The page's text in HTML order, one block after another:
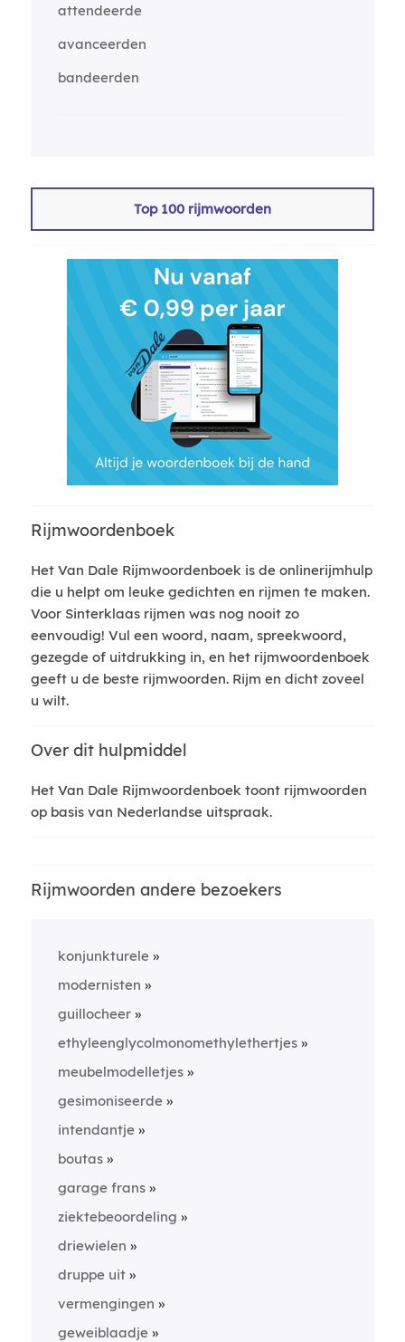
attendeerde
avanceerden
bandeerden
Top 100 rijmwoorden
Rijmwoordenboek
Het Van Dale Rijmwoordenboek is de onlinerijmhulp
die u helpt om leuke gedichten en rijmen te maken.
Voor Sinterklaas rijmen was nog nooit zo
eenvoudig! Vul een woord, naam, spreekwoord,
gezegde of uitdrukking in, en het rijmwoordenboek
geeft u de beste rijmwoorden. Rijm en dicht zoveel
u wilt.
Over dit hulpmiddel
Het Van Dale Rijmwoordenboek toont rijmwoorden
op basis van Nederlandse uitspraak.
Rijmwoorden andere bezoekers
konjunkturele
modernisten
guillocheer
ethyleenglycolmonomethylethertjes
meubelmodelletjes
gesimoniseerde
intendantje
boutas
garage frans
ziektebeoordeling
driewielen
druppe uit
vermengingen
geweiblaadje